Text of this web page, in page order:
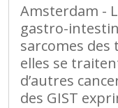
Amsterdam -
gastro-
sarcomes des
elles se
d’autres
des GIST